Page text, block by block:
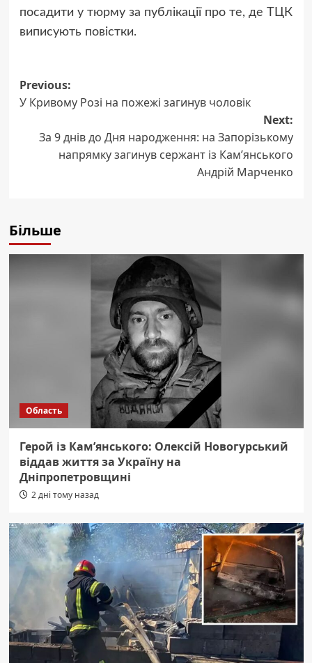
посадити у тюрму за публікації про те, де ТЦК
виписують повістки.
Post
navigation
Previous:
У Кривому Розі на пожежі загинув чоловік
Next:
За 9 днів до Дня народження: на Запорізькому
напрямку загинув сержант із Кам’янського
Андрій Марченко
Більше
Область
Герой із Кам’янського: Олексій Новогурський
віддав життя за Україну на
Дніпропетровщині
2 дні тому назад